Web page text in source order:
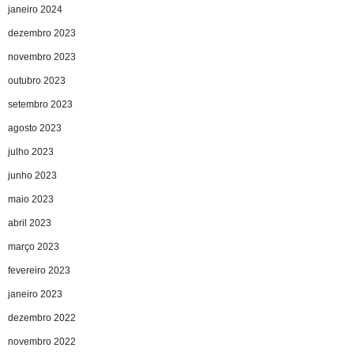
janeiro 2024
dezembro 2023
novembro 2023
outubro 2023
setembro 2023
agosto 2023
julho 2023
junho 2023
maio 2023
abril 2023
março 2023
fevereiro 2023
janeiro 2023
dezembro 2022
novembro 2022